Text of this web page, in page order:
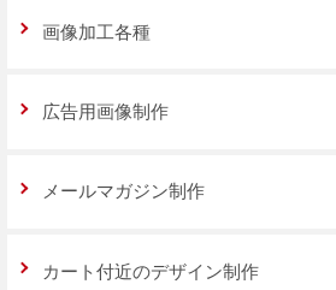
画像加工各種
広告用画像制作
メールマガジン制作
カート付近のデザイン制作